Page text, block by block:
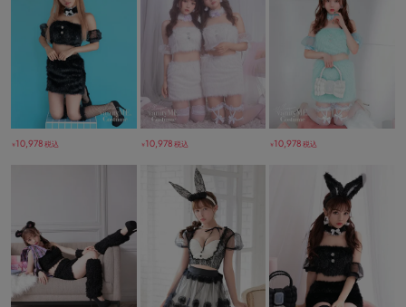
￥10,978税込 ￥10,978税込 ￥10,978 税込